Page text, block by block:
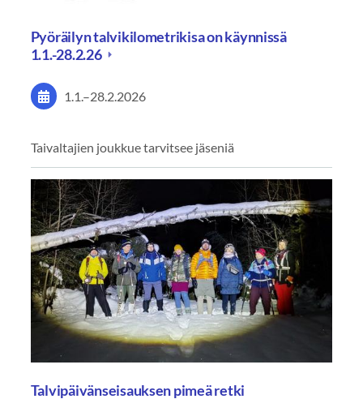
Pyöräilyn talvikilometrikisa on käynnissä
1.1.-28.2.26
1.1. –28.2.2026
Taivaltajien joukkue tarvitsee jäseniä
Talvipäivänseisauksen pimeä retki